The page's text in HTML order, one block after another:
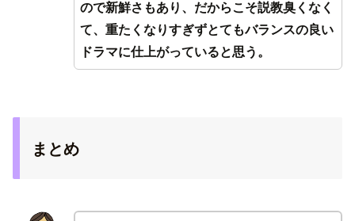
ので新鮮さもあり、だからこそ説教臭くなく
て、重たくなりすぎずとてもバランスの良い
ドラマに仕上がっていると思う。
まとめ